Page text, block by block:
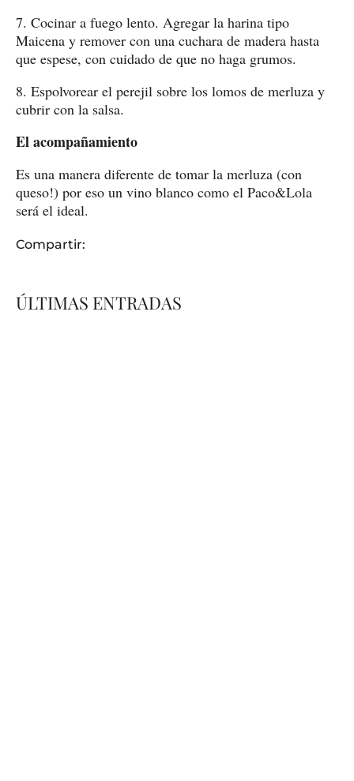
7. Cocinar a fuego lento. Agregar la harina tipo
Maicena y remover con una cuchara de madera hasta
que espese, con cuidado de que no haga grumos.
8. Espolvorear el perejil sobre los lomos de merluza y
cubrir con la salsa.
El acompañamiento
Es una manera diferente de tomar la merluza (con
queso!) por eso un vino blanco como el Paco&Lola
será el ideal.
Compartir:
ÚLTIMAS ENTRADAS